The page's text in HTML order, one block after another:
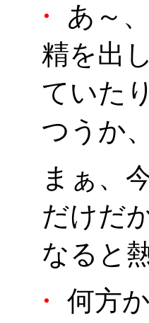
・
あ～
精を出
ていた
つうか
まぁ、
だけだ
なると
・
何方